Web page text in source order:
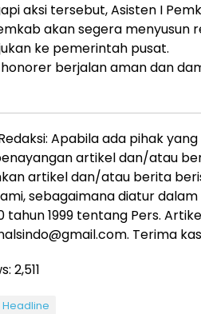
aksi tersebut, Asisten I
akan segera menyusun
ke pemerintah pusat.
berjalan aman dan
Apabila ada pihak
artikel dan/atau
artikel dan/atau berita
sebagaimana diatur
tahun 1999 tentang Pers.
Terima
2,511
Headline